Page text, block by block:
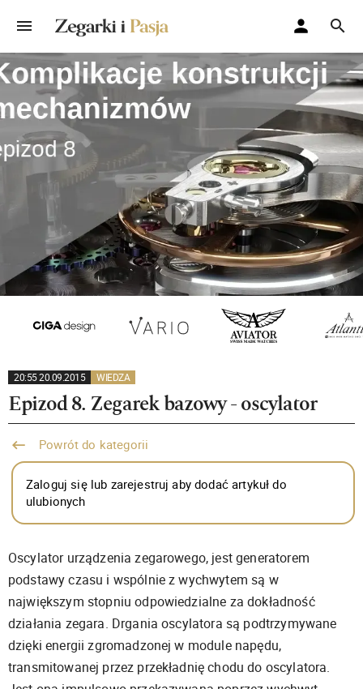
20:55 20.09.2015 WIEDZA
Epizod 8. Zegarek bazowy - oscylator
Powrót do kategorii
Zaloguj się lub zarejestruj aby dodać artykuł do
ulubionych
Oscylator urządzenia zegarowego, jest generatorem
podstawy czasu i wspólnie z wychwytem są w
największym stopniu odpowiedzialne za dokładność
działania zegara. Drgania oscylatora są podtrzymywane
dzięki energii zgromadzonej w module napędu,
transmitowanej przez przekładnię chodu do oscylatora.